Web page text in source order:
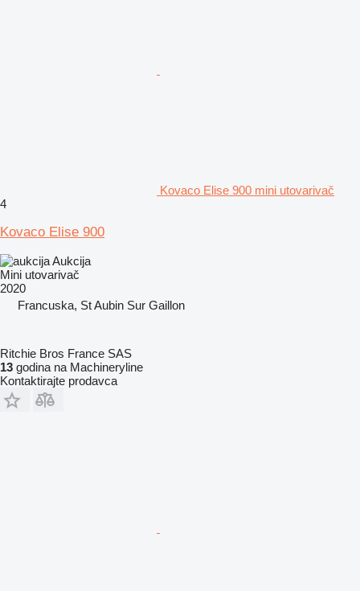
Kovaco Elise 900 mini utovarivač
4
Kovaco Elise 900
Aukcija
Mini utovarivač
2020
Francuska, St Aubin Sur Gaillon
Ritchie Bros France SAS
13 godina na Machineryline
Kontaktirajte prodavca